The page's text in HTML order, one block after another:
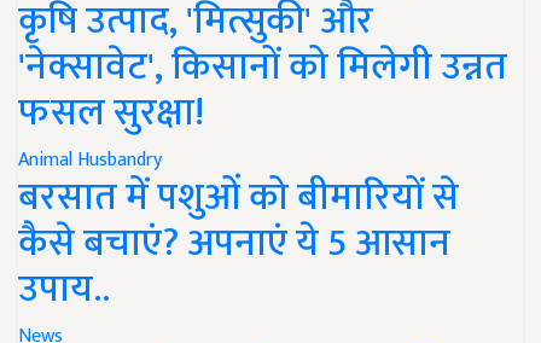
कृषि उत्पाद, 'मित्सुकी' और
'नेक्सावेट', किसानों को मिलेगी उन्नत
फसल सुरक्षा!
Animal Husbandry
बरसात में पशुओं को बीमारियों से
कैसे बचाएं? अपनाएं ये 5 आसान
उपाय..
News